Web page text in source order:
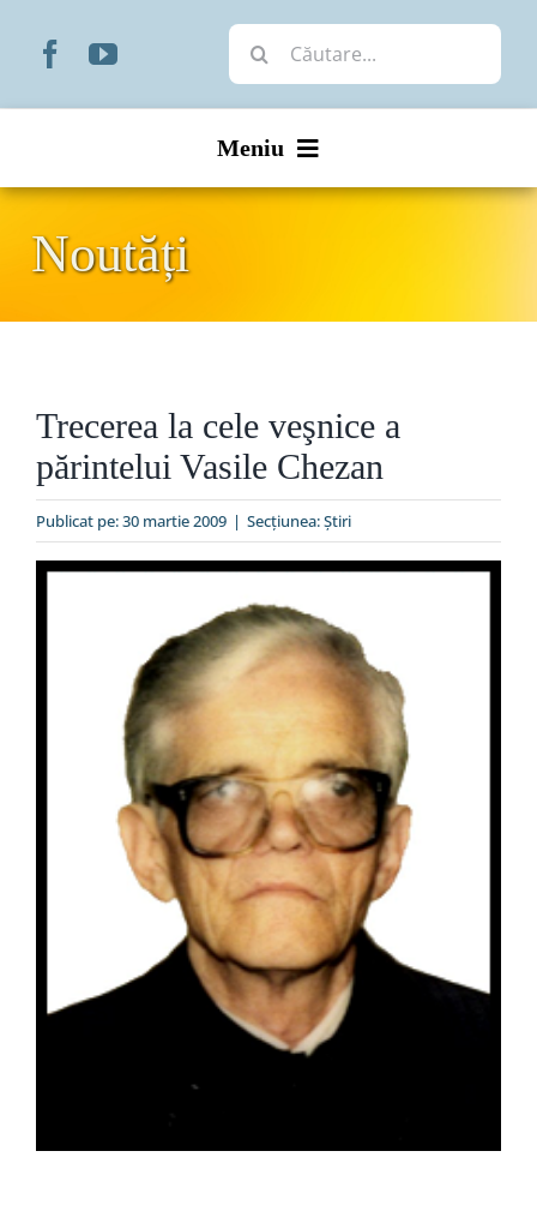
Cautare...
Meniu
Organizare
Liturgic
Special
Noutăți
Trecerea la cele veşnice a
părintelui Vasile Chezan
Publicat pe: 30 martie 2009 | Secțiunea:Ştiri